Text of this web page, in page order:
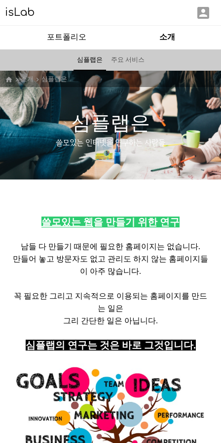
isLab 
포트폴리오 소개
심플랩은 주요 서비스
소개 심플랩은
심플랩은
쓸모있는 인터넷을 연구하는 사람들
쓸모있는 웹을 만들기 위한 연구
남들 다 만들기 때문에 필요한 홈페이지는 없습니다.
만들어 놓고 방문자도 없고 관리도 하지 않는 홈페이지들
이 아주 많습니다.
꼭 필요한 그리고 지속적으로 이용되는 홈페이지를 만드
는 일은
그리 간단한 일은 아닙니다.
심플랩의 연구는 것은 바로 그것입니다.